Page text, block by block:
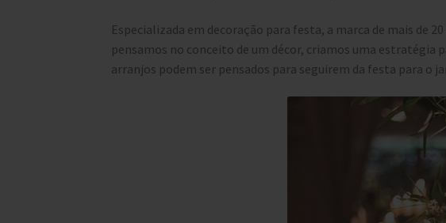
Especializada em decoração para festa, a marca de mais de
pensamos no conceito de um décor, criamos uma estratégia
arranjos podem ser pensados para seguirem da festa para o